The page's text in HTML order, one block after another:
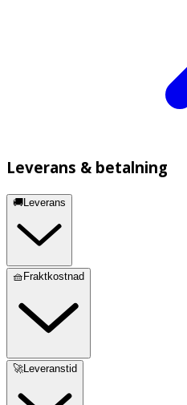
Leverans & betalning
🚚Leverans
🧺Fraktkostnad
🚀Leveranstid